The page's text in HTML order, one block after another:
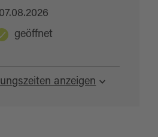
anzeigen
07.08.2026
geöffnet